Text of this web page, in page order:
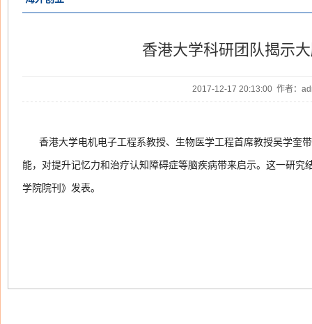
香港大学科研团队揭示
2017-12-17 20:13:00 作者：
香港大学电机电子工程系教授、生物医学工程首席教授吴学奎
能，对提升记忆力和治疗认知障碍症等脑疾病带来启示。这一研
学院院刊》发表。